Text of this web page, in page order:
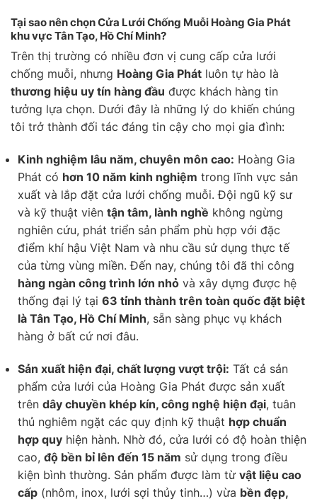
Tại sao nên chọn Cửa Lưới Chống Muỗi Hoàng Gia Phát
khu vực Tân Tạo, Hồ Chí Minh?
Trên thị trường có nhiều đơn vị cung cấp cửa lưới
chống muỗi, nhưng Hoàng Gia Phát luôn tự hào là
thương hiệu uy tín hàng đầu được khách hàng tin
tưởng lựa chọn. Dưới đây là những lý do khiến chúng
tôi trở thành đối tác đáng tin cậy cho mọi gia đình:
Kinh nghiệm lâu năm, chuyên môn cao: Hoàng Gia
Phát có hơn 10 năm kinh nghiệm trong lĩnh vực sản
xuất và lắp đặt cửa lưới chống muỗi. Đội ngũ kỹ sư
và kỹ thuật viên tận tâm, lành nghề không ngừng
nghiên cứu, phát triển sản phẩm phù hợp với đặc
điểm khí hậu Việt Nam và nhu cầu sử dụng thực tế
của từng vùng miền. Đến nay, chúng tôi đã thi công
hàng ngàn công trình lớn nhỏ và xây dựng được hệ
thống đại lý tại 63 tỉnh thành trên toàn quốc đặt biệt
là Tân Tạo, Hồ Chí Minh, sẵn sàng phục vụ khách
hàng ở bất cứ nơi đâu.
Sản xuất hiện đại, chất lượng vượt trội: Tất cả sản
phẩm cửa lưới của Hoàng Gia Phát được sản xuất
trên dây chuyền khép kín, công nghệ hiện đại, tuân
thủ nghiêm ngặt các quy định kỹ thuật hợp chuẩn
hợp quy hiện hành. Nhờ đó, cửa lưới có độ hoàn thiện
cao, độ bền bỉ lên đến 15 năm sử dụng trong điều
kiện bình thường. Sản phẩm được làm từ vật liệu cao
cấp (nhôm, inox, lưới sợi thủy tinh…) vừa bền đẹp,